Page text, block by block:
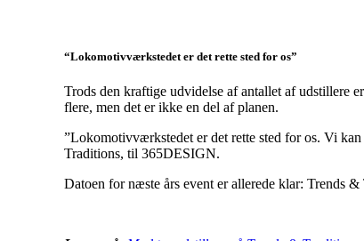
“Lokomotivværkstedet er det rette sted for os”
Trods den kraftige udvidelse af antallet af udstillere
flere, men det er ikke en del af planen.
”Lokomotivværkstedet er det rette sted for os. Vi
Traditions, til 365DESIGN.
Datoen for næste års event er allerede klar: Trends